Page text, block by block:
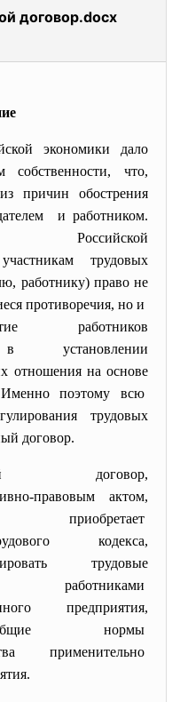
договор.docx
экономики дало
что,
причин обострения
и работником.
Российской
участникам трудовых
работнику) право не
противоречия, но и
работников
установлении
отношения на основе
Именно поэтому всю
трудовых
договор.
договор,
правовым актом,
кодекса,
трудовые
предприятия,
общие нормы
применительно